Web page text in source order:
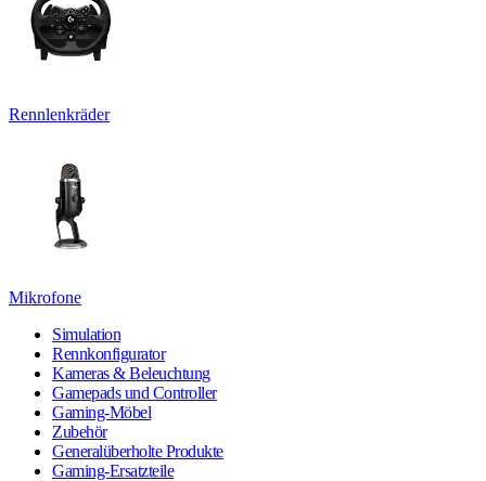
Rennlenkräder
Mikrofone
Simulation
Rennkonfigurator
Kameras & Beleuchtung
Gamepads und Controller
Gaming-Möbel
Zubehör
Generalüberholte Produkte
Gaming-Ersatzteile